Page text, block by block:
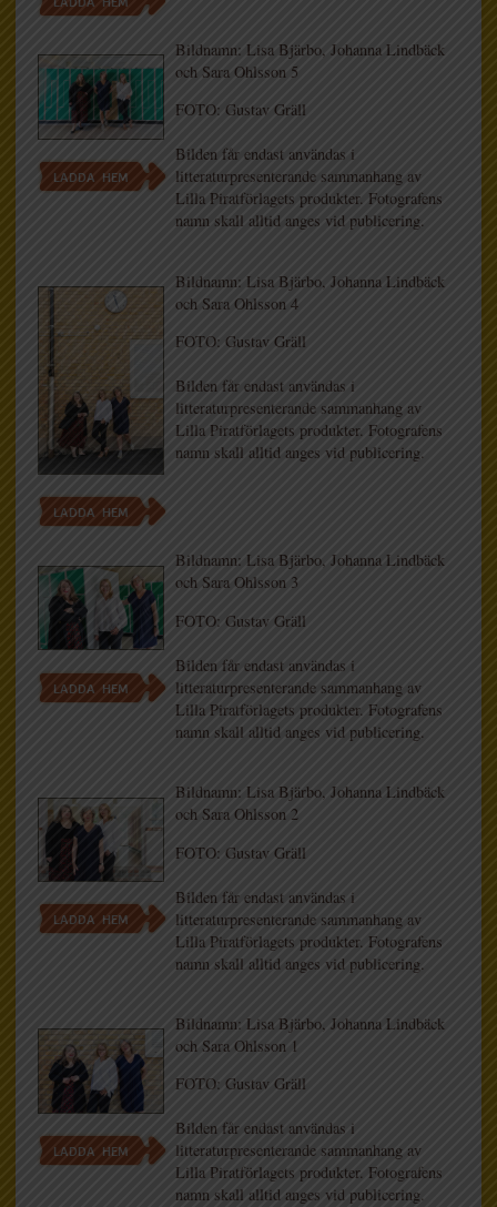
LADDA HEM
Bildnamn: Lisa Bjärbo, Johanna Lindbäck
och Sara Ohlsson 5
FOTO: Gustav Gräll
Bilden får endast användas i
litteraturpresenterande sammanhang av
Lilla Piratförlagets produkter. Fotografens
namn skall alltid anges vid publicering.
LADDA HEM
Bildnamn: Lisa Bjärbo, Johanna Lindbäck
och Sara Ohlsson 4
FOTO: Gustav Gräll
Bilden får endast användas i
litteraturpresenterande sammanhang av
Lilla Piratförlagets produkter. Fotografens
namn skall alltid anges vid publicering.
LADDA HEM
Bildnamn: Lisa Bjärbo, Johanna Lindbäck
och Sara Ohlsson 3
FOTO: Gustav Gräll
Bilden får endast användas i
litteraturpresenterande sammanhang av
Lilla Piratförlagets produkter. Fotografens
namn skall alltid anges vid publicering.
LADDA HEM
Bildnamn: Lisa Bjärbo, Johanna Lindbäck
och Sara Ohlsson 2
FOTO: Gustav Gräll
Bilden får endast användas i
litteraturpresenterande sammanhang av
Lilla Piratförlagets produkter. Fotografens
namn skall alltid anges vid publicering.
LADDA HEM
Bildnamn: Lisa Bjärbo, Johanna Lindbäck
och Sara Ohlsson 1
FOTO: Gustav Gräll
Bilden får endast användas i
litteraturpresenterande sammanhang av
Lilla Piratförlagets produkter. Fotografens
namn skall alltid anges vid publicering.